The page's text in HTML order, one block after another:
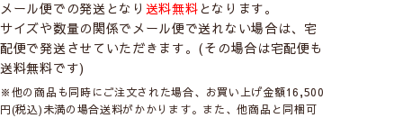
メール便での発送となり 送料無料となります。
サイズや数量の関係でメール便で送れない場合は、宅
配便で発送させていただきます。(その場合は宅配便も
送料無料です)
※他の商品も同時にご注文された場合、お買い上げ金額16,500
円(税込)未満の場合送料がかかります。また、他商品と同梱可